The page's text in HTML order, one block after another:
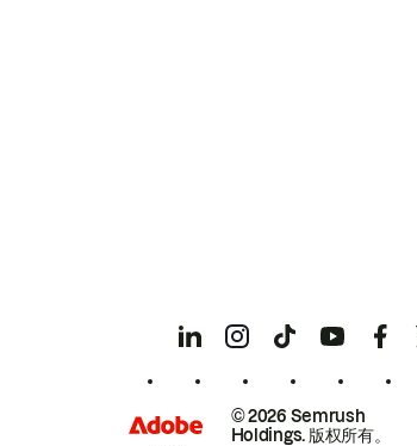
© 2026 Semrush
Holdings. 版权所有。